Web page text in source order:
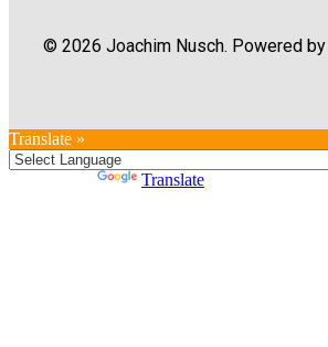
© 2026 Joachim Nusch. Powered
Translate »
Translate